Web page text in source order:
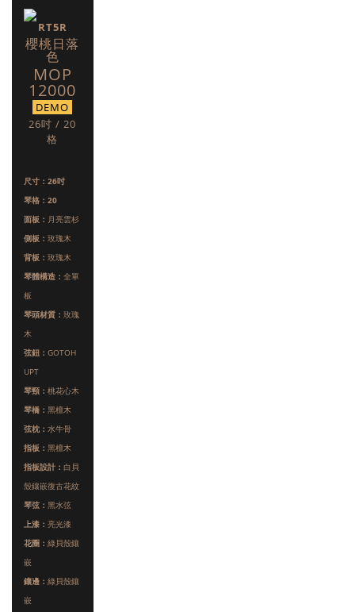
RT5R
櫻桃日落
色
MOP
12000
DEMO
26吋 / 20
格
尺寸：26吋
琴格：20
面板： 月亮雲杉
側板： 玫瑰木
背板： 玫瑰木
琴體構造： 全單
板
琴頭材質： 玫瑰
木
弦鈕： GOTOH
UPT
琴頸： 桃花心木
琴橋： 黑檀木
弦枕： 水牛骨
指板： 黑檀木
指板設計： 白貝
殼鑲嵌復古花紋
琴弦： 黑水弦
上漆： 亮光漆
花圈： 綠貝殼鑲
嵌
鑲邊： 綠貝殼鑲
嵌